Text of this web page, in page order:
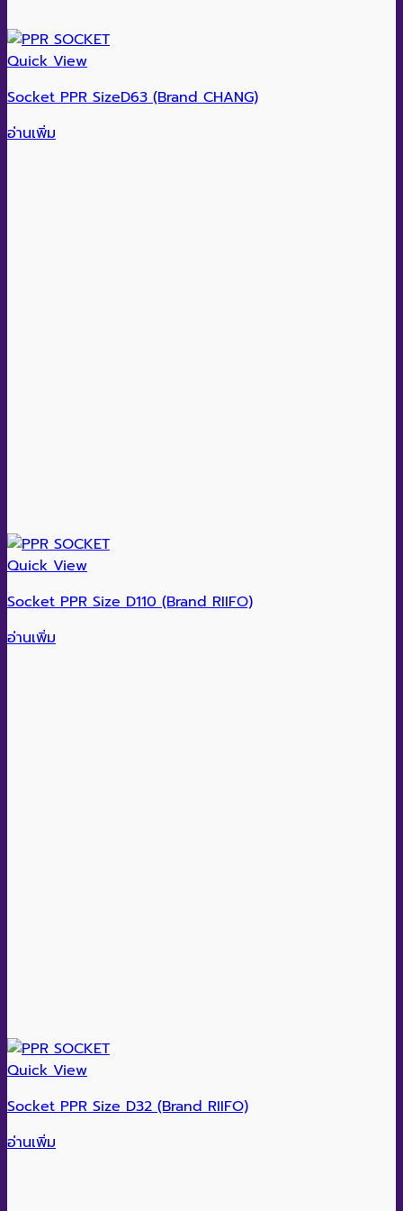
Quick View
Socket PPR SizeD63 (Brand CHANG)
อ่านเพิ่ม
Quick View
Socket PPR Size D110 (Brand RIIFO)
อ่านเพิ่ม
Quick View
Socket PPR Size D32 (Brand RIIFO)
อ่านเพิ่ม